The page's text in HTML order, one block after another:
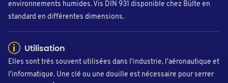
environnements humides. Vis DIN 931 disponible chez Bülte en
standard en différentes dimensions.
Utilisation
Elles sont très souvent utilisées dans l'industrie, l'aéronautique et
l'informatique. Une clé ou une douille est nécessaire pour serrer